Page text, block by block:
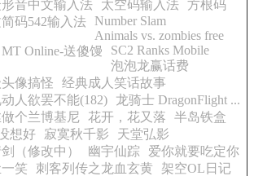
音中文输入法
太空码输入法 方根码
码542输入法
Number Slam
Animals vs. zombies free
Online-送傻馒
SC2 Ranks Mobile
泡泡龙赢话费
像搞怪
经典成人笑话故事
人欲罢不能(182)
龙骑士 DragonFlight ...
做个兰博基尼
花开，花又落
半岛铁盒
想好 寂寞秋千影
天堂弘影
（修改中）
幽宇仙踪
爱你就要吃定你
笑
刺客列传之龙血玄黄
架空OL日记